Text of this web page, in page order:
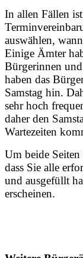
In allen Fällen
auswählen,
Einige Ämter
Bürgerinnen
haben das
Samstag hin.
sehr hoch
daher den
Wartezeiten
Um beide Seiten
dass Sie alle
und ausgefüllt
erscheinen.